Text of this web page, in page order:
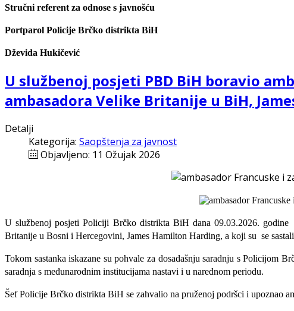
Stručni referent za odnose s javnošću
Portparol Policije Brčko distrikta BiH
Dževida Hukičević
U službenoj posjeti PBD BiH boravio
ambasadora Velike Britanije u BiH,
Detalji
Kategorija: Saopštenja za javnost
Objavljeno: 11 Ožujak 2026
U službenoj posjeti Policiji Brčko distrikta BiH dana 09.03.2026.
Britanije u Bosni i Hercegovini, James Hamilton Harding, a koji su se
Tokom sastanka iskazane su pohvale za dosadašnju saradnju s Policijom
saradnja s međunarodnim institucijama nastavi i u narednom periodu.
Šef Policije Brčko distrikta BiH se zahvalio na pruženoj podršci i upoznao